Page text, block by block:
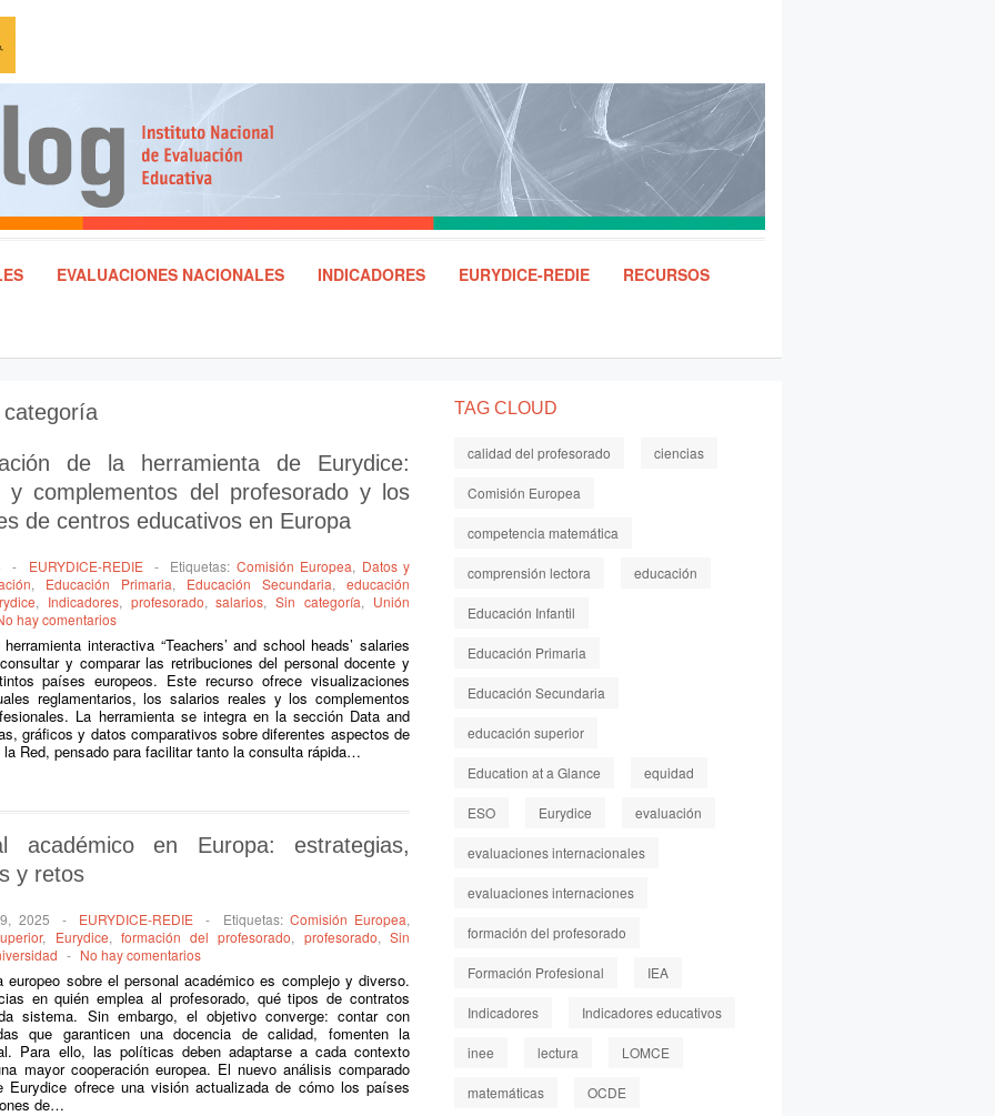
EVALUACIONES NACIONALES INDICADORES EURYDICE-REDIE
RECURSOS
categoría
de la herramienta de Eurydice:
y complementos del profesorado y los
de centros educativos en Europa
- EURYDICE-REDIE - Etiquetas: Comisión Europea, Datos y
, Educación Primaria, Educación Secundaria, educación
, Indicadores, profesorado,salarios,Sin categoría, Unión
hay comentarios
interactiva “Teachers’ and school heads’ salaries
y comparar las retribuciones del personal docente y
países europeos. Este recurso ofrece visualizaciones
reglamentarios, los salarios reales y los complementos
La herramienta se integra en la sección Data and
gráficos y datos comparativos sobre diferentes aspectos de
Red, pensado para facilitar tanto la consulta rápida…
académico en Europa: estrategias,
y retos
2025 - EURYDICE-REDIE - Etiquetas: Comisión Europea,
, Eurydice, formación del profesorado, profesorado,Sin
- No hay comentarios
europeo sobre el personal académico es complejo y diverso.
en quién emplea al profesorado, qué tipos de contratos
sistema. Sin embargo, el objetivo converge: contar con
que garanticen una docencia de calidad, fomenten la
Para ello, las políticas deben adaptarse a cada contexto
mayor cooperación europea. El nuevo análisis comparado
Eurydice ofrece una visión actualizada de cómo los países
de…
TAG CLOUD
calidad del profesorado ciencias
Comisión Europea
competencia matemática
comprensión lectora educación
Educación Infantil
Educación Primaria
Educación Secundaria
educación superior
Education at a Glance equidad
ESO Eurydice evaluación
evaluaciones internacionales
evaluaciones internaciones
formación del profesorado
Formación Profesional IEA
Indicadores Indicadores educativos
inee lectura LOMCE
matemáticas OCDE